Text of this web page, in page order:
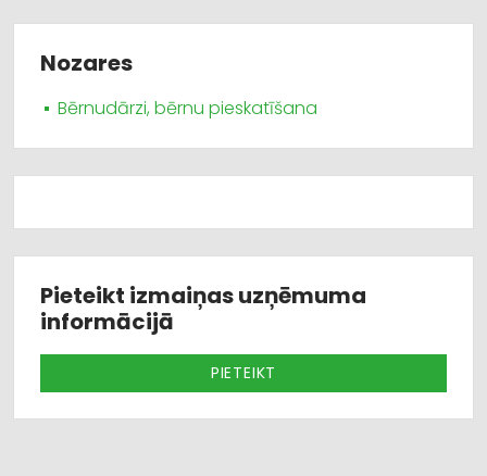
Nozares
Bērnudārzi, bērnu pieskatīšana
Pieteikt izmaiņas uzņēmuma
informācijā
PIETEIKT